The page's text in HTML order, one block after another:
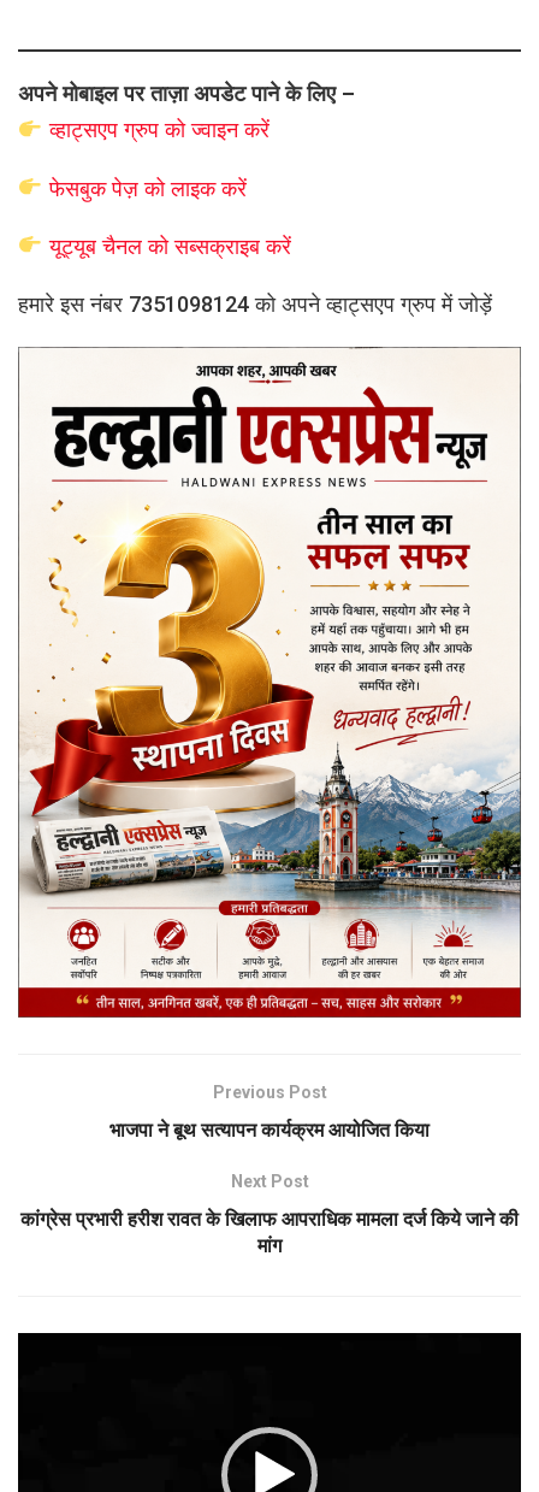
अपने मोबाइल पर ताज़ा अपडेट पाने के लिए –
व्हाट्सएपग्रुप कोज्वाइन करें
फेसबुक पेज़ को लाइक करें
यूट्यूब चैनल को सब्सक्राइब करें
हमारे इस नंबर 7351098124 को अपने व्हाट्सएप ग्रुप में जोड़ें
Previous Post
भाजपा ने बूथ सत्यापन कार्यक्रम आयोजित किया
Next Post
कांग्रेस प्रभारी हरीश रावत के खिलाफ आपराधिक मामला दर्ज किये जाने की
मांग